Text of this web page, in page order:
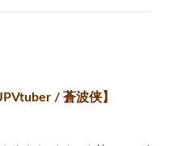
/ 蒼波侠】